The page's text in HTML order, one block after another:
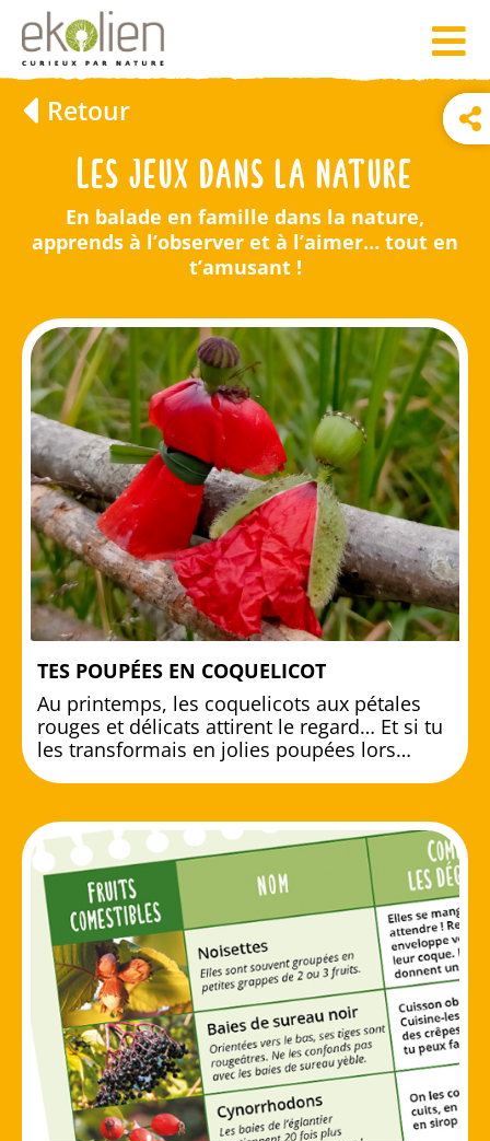
Retour
Les jeux dans la nature
En balade en famille dans la nature,
apprends à l’observer et à l’aimer… tout en
t’amusant !
TES POUPÉES EN COQUELICOT
Au printemps, les coquelicots aux pétales
rouges et délicats attirent le regard… Et si tu
les transformais en jolies poupées lors…